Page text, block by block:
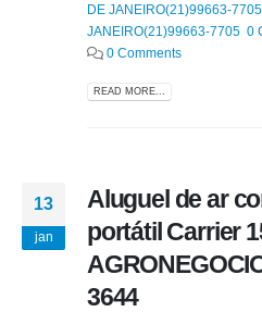
DE JANEIRO(21)99663-7705
JANEIRO(21)99663-7705 0
0 Comments
READ MORE...
13
jan
Aluguel de ar
portátil Carrier
3644